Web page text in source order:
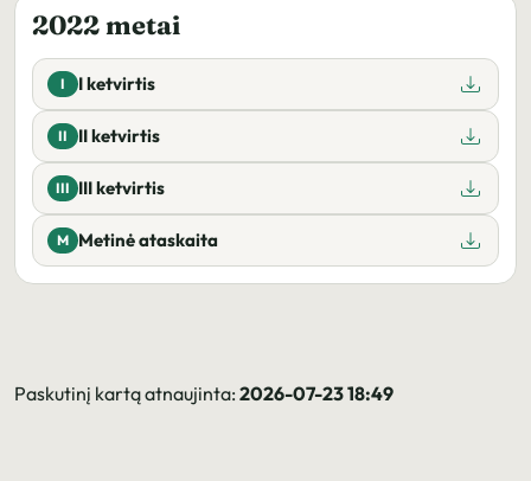
2022 metai
I I ketvirtis
II II ketvirtis
III III ketvirtis
M Metinė ataskaita
Paskutinį kartą atnaujinta: 2026-07-23 18:49